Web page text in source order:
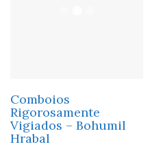
Comboios
Rigorosamente
Vigiados – Bohumil
Hrabal